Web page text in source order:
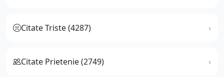
Citate Triste (4287)
Citate Prietenie (2749)